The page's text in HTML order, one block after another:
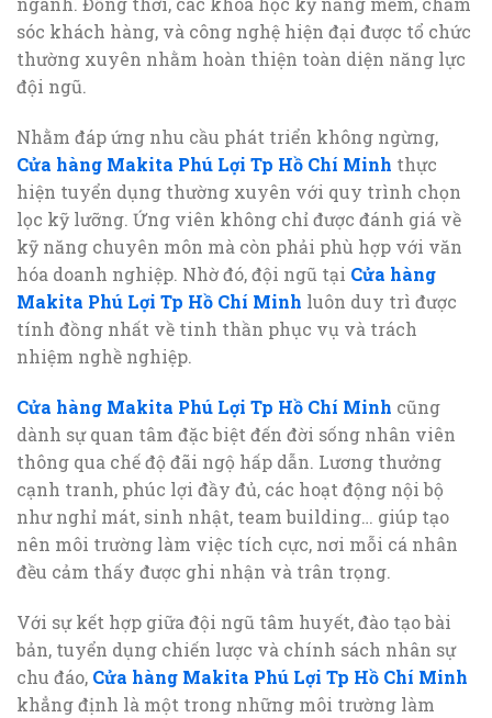
sóc khách hàng, và công nghệ hiện đại được tổ chức
thường xuyên nhằm hoàn thiện toàn diện năng lực
đội ngũ.
Nhằm đáp ứng nhu cầu phát triển không ngừng,
Cửa hàng Makita Phú Lợi Tp Hồ Chí Minh thực
hiện tuyển dụng thường xuyên với quy trình chọn
lọc kỹ lưỡng. Ứng viên không chỉ được đánh giá về
kỹ năng chuyên môn mà còn phải phù hợp với văn
hóa doanh nghiệp. Nhờ đó, đội ngũ tại Cửa hàng
Makita Phú Lợi Tp Hồ Chí Minh luôn duy trì được
tính đồng nhất về tinh thần phục vụ và trách
nhiệm nghề nghiệp.
Cửa hàng Makita Phú Lợi Tp Hồ Chí Minh cũng
dành sự quan tâm đặc biệt đến đời sống nhân viên
thông qua chế độ đãi ngộ hấp dẫn. Lương thưởng
cạnh tranh, phúc lợi đầy đủ, các hoạt động nội bộ
như nghỉ mát, sinh nhật, team building… giúp tạo
nên môi trường làm việc tích cực, nơi mỗi cá nhân
đều cảm thấy được ghi nhận và trân trọng.
Với sự kết hợp giữa đội ngũ tâm huyết, đào tạo bài
bản, tuyển dụng chiến lược và chính sách nhân sự
chu đáo, Cửa hàng Makita Phú Lợi Tp Hồ Chí Minh
khẳng định là một trong những môi trường làm